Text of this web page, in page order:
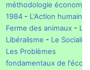
méthodologie
1984 - L'Action humaine
Ferme des animaux - Le
Libéralisme - Le
Les Problèmes
fondamentaux de